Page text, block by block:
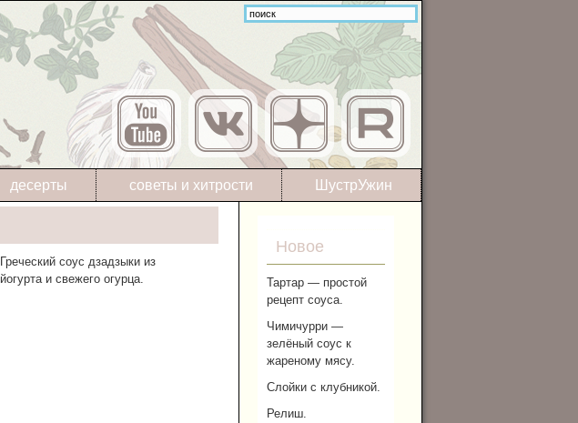
ШустрУжин
советы и хитрости
десерты
Новое
Тартар — простой
рецепт соуса.
Чимичурри —
зелёный соус к
жареному мясу.
Слойки с клубникой.
Релиш.
Греческий соус дзадзыки из
йогурта и свежего огурца.